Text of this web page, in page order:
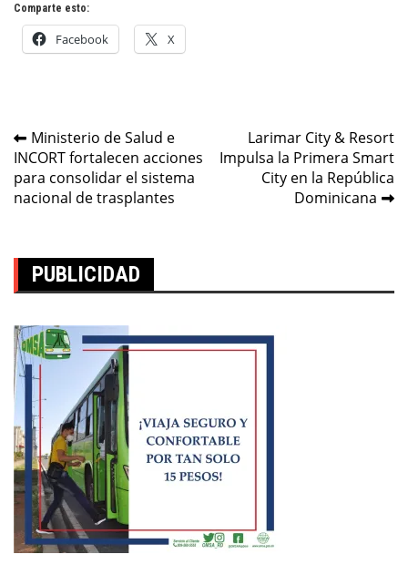
Comparte esto:
Facebook X
Navegación
de
entradas
Ministerio de Salud e
INCORT fortalecen acciones
para consolidar el sistema
nacional de trasplantes
Larimar City & Resort
Impulsa la Primera Smart
City en la República
Dominicana
PUBLICIDAD